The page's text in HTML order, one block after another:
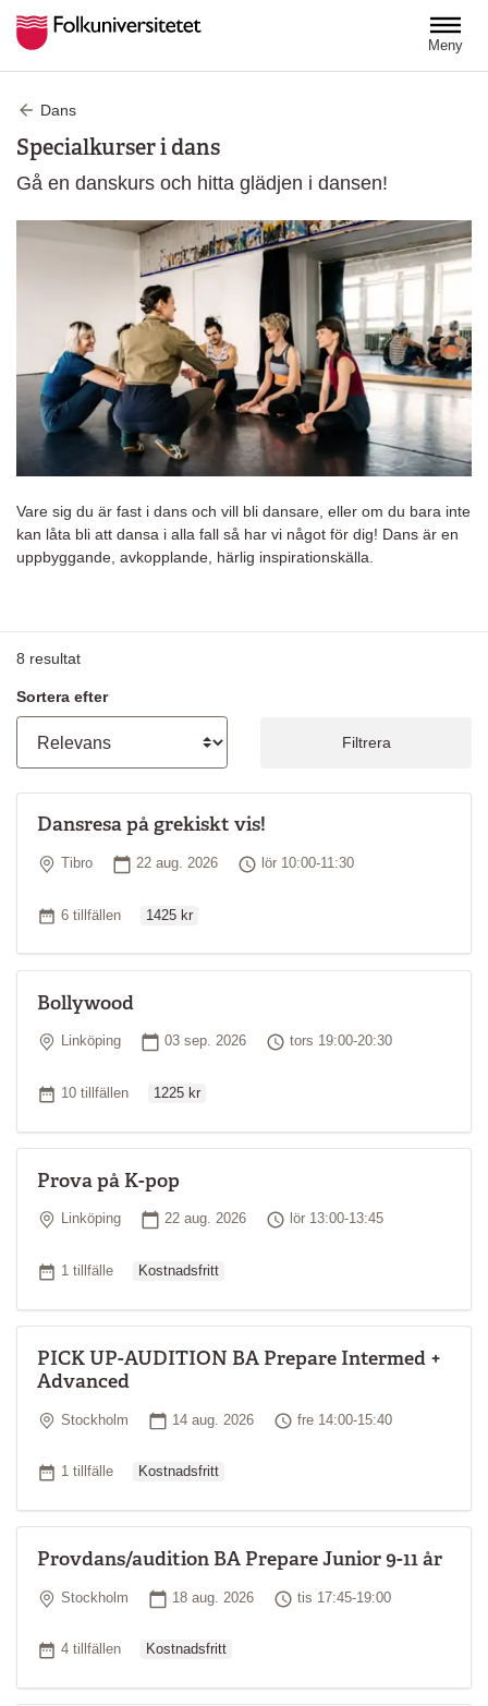
Meny
Dans
Specialkurser i dans
Gå en danskurs och hitta glädjen i dansen!
Vare sig du är fast i dans och vill bli dansare, eller om du bara inte
kan låta bli att dansa i alla fall så har vi något för dig! Dans är en
uppbyggande, avkopplande, härlig inspirationskälla.
8 resultat
Sortera efter
Filtrera
Dansresa på grekiskt vis!
Plats
Tibro Startdatum
22 aug. 2026 Tid
lör 10:00-11:30
Antal tillfällen
6 tillfällen 1425 kr
Bollywood
Plats
Linköping Startdatum
03 sep. 2026 Tid
tors 19:00-20:30
Antal tillfällen
10 tillfällen 1225 kr
Prova på K-pop
Plats
Linköping Startdatum
22 aug. 2026 Tid
lör 13:00-13:45
Antal tillfällen
1 tillfälle Kostnadsfritt
PICK UP-AUDITION BA Prepare Intermed +
Advanced
Plats
Stockholm Startdatum
14 aug. 2026 Tid
fre 14:00-15:40
Antal tillfällen
1 tillfälle Kostnadsfritt
Provdans/audition BA Prepare Junior 9-11 år
Plats
Stockholm Startdatum
18 aug. 2026 Tid
tis 17:45-19:00
Antal tillfällen
4 tillfällen Kostnadsfritt